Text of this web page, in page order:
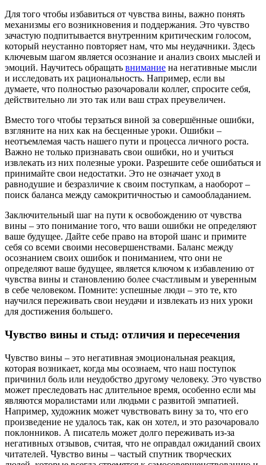
Для того чтобы избавиться от чувства вины, важно понять
механизмы его возникновения и поддержания. Это чувство
зачастую подпитывается внутренним критическим голосом,
который неустанно повторяет нам, что мы неудачники. Здесь
ключевым шагом является осознание и анализ своих мыслей и
эмоций. Научитесь обращать внимание на негативные мысли
и исследовать их рациональность. Например, если вы
думаете, что полностью разочаровали коллег, спросите себя,
действительно ли это так или ваш страх преувеличен.
Вместо того чтобы терзаться виной за совершённые ошибки,
взгляните на них как на бесценные уроки. Ошибки –
неотъемлемая часть нашего пути и процесса личного роста.
Важно не только признавать свои ошибки, но и учиться
извлекать из них полезные уроки. Разрешите себе ошибаться и
принимайте свои недостатки. Это не означает уход в
равнодушие и безразличие к своим поступкам, а наоборот –
поиск баланса между самокритичностью и самообладанием.
Заключительный шаг на пути к освобождению от чувства
вины – это понимание того, что ваши ошибки не определяют
ваше будущее. Дайте себе право на второй шанс и примите
себя со всеми своими несовершенствами. Баланс между
осознанием своих ошибок и пониманием, что они не
определяют ваше будущее, является ключом к избавлению от
чувства вины и становлению более счастливым и уверенным
в себе человеком. Помните: успешные люди – это те, кто
научился переживать свои неудачи и извлекать из них уроки
для достижения большего.
Чувство вины и стыд: отличия и пересечения
Чувство вины – это негативная эмоциональная реакция,
которая возникает, когда мы осознаем, что наш поступок
причинил боль или неудобство другому человеку. Это чувство
может преследовать нас длительное время, особенно если мы
являются моралистами или людьми с развитой эмпатией.
Например, художник может чувствовать вину за то, что его
произведение не удалось так, как он хотел, и это разочаровало
поклонников. А писатель может долго переживать из-за
негативных отзывов, считая, что не оправдал ожиданий своих
читателей. Чувство вины – частый спутник творческих